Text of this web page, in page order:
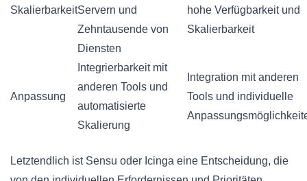
SkalierbarkeitServern und
Zehntausende von
Diensten
hohe Verfügbarkeit und
Skalierbarkeit
Anpassung
Integrierbarkeit mit
anderen Tools und
automatisierte
Skalierung
Integration mit anderen
Tools und individuelle
Letztendlich ist Sensu oder Icinga eine Entscheidung, die